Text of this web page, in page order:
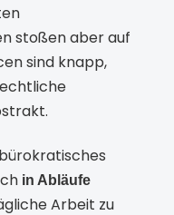
stoßen aber auf
sind knapp,
in Abläufe
Arbeit zu